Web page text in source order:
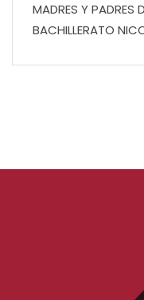
MADRES Y PADRES
BACHILLERATO